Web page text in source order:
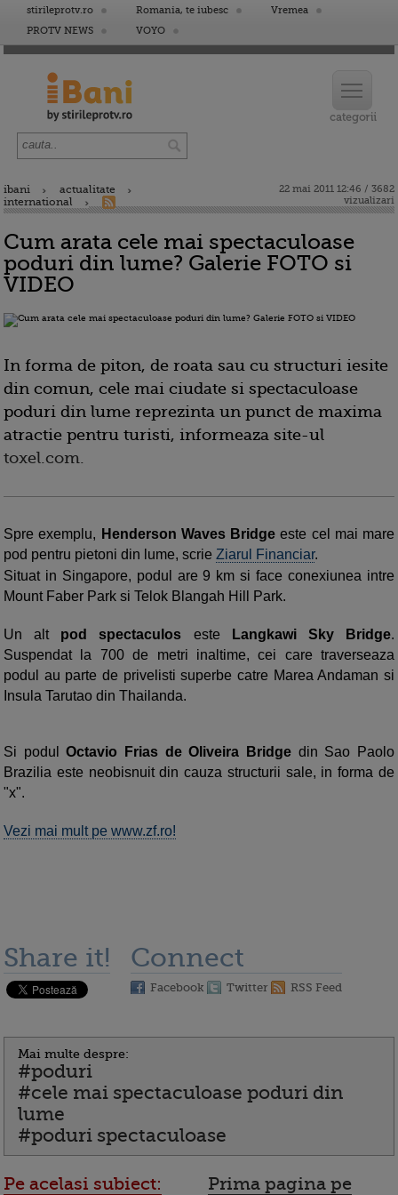
stirileprotv.ro Romania, te iubesc
Vremea
PROTV NEWS
VOYO
ibani
actualitate
international
22 mai 2011 12:46 / 3682
vizualizari
Cum arata cele mai spectaculoase
poduri din lume? Galerie FOTO si
VIDEO
In forma de piton, de roata sau cu structuri iesite
din comun, cele mai ciudate si spectaculoase
poduri din lume reprezinta un punct de maxima
atractie pentru turisti, informeaza site-ul
toxel.com.
Spre exemplu, Henderson Waves Bridge este cel mai mare
pod pentru pietoni din lume, scrie Ziarul Financiar.
Situat in Singapore, podul are 9 km si face conexiunea intre
Mount Faber Park si Telok Blangah Hill Park.
Un alt pod spectaculos este Langkawi Sky Bridge.
Suspendat la 700 de metri inaltime, cei care traverseaza
podul au parte de privelisti superbe catre Marea Andaman si
Insula Tarutao din Thailanda.
Si podul Octavio Frias de Oliveira Bridge din Sao Paolo
Brazilia este neobisnuit din cauza structurii sale, in forma de
"x".
Vezi mai mult pe www.zf.ro!
Share it! Connect
Facebook Twitter RSS Feed
Mai multe despre:
#poduri
#cele mai spectaculoase poduri din
lume
#poduri spectaculoase
Pe acelasi subiect:
Prima pagina pe